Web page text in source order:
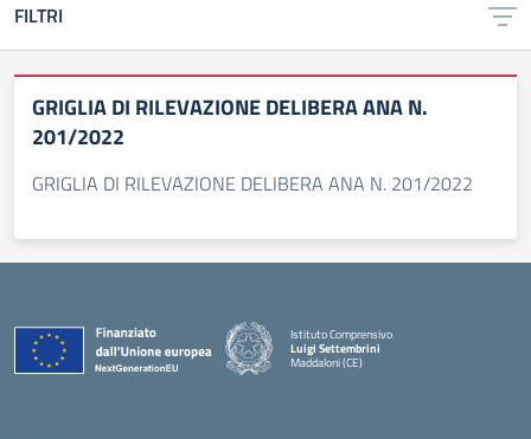
FILTRI
GRIGLIA DI RILEVAZIONE DELIBERA ANA N.
201/2022
GRIGLIA DI RILEVAZIONE DELIBERA ANA N. 201/2022
Istituto Comprensivo
Luigi Settembrini
Maddaloni (CE)